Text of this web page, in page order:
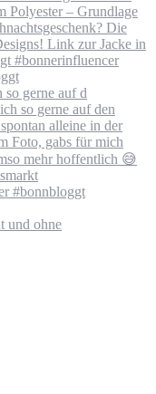
gerne auf d
und ohne